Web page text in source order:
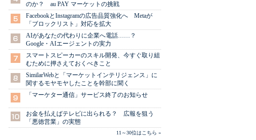
のか？ au PAY マーケットの挑戦
FacebookとInstagramの広告品質強化へ Metaが
「ブロックリスト」対応を拡大
AIがあなたの代わりに企業へ電話……？
Google・AIエージェントの実力
スマートスピーカーのスキル開発、今すぐ取り組
むために押さえておくべきこと
SimilarWebと「マーケットインテリジェンス」に
関するモヤモヤしたことを幹部に聞く
「マーケター通信」サービス終了のお知らせ
お金を払えばテレビに出られる？ 広報を狙う
「悪徳営業」の実態
11～30位はこちら »